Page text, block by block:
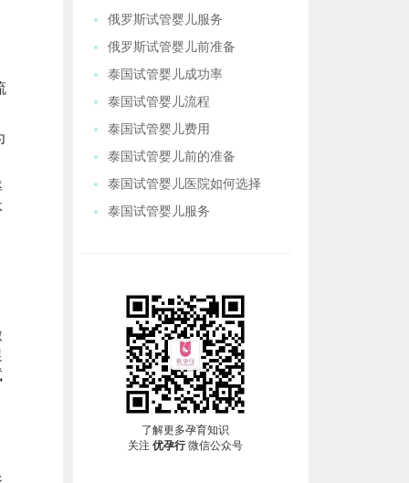
俄罗斯试管婴儿服务
俄罗斯试管婴儿前准备
泰国试管婴儿成功率
泰国试管婴儿流程
泰国试管婴儿费用
泰国试管婴儿前的准备
泰国试管婴儿医院如何选择
泰国试管婴儿服务
了解更多孕育知识
关注 优孕行微信公众号